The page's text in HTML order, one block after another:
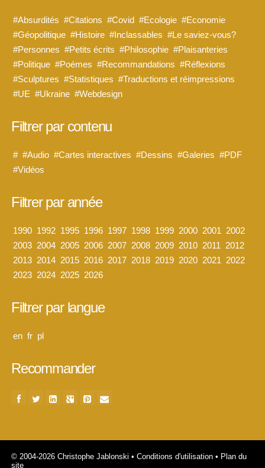
#Absurdités #Citations #Covid #Ecologie #Economie
#Géopolitique #Histoire #Inclassables #Le saviez-vous?
#Personnes #Petits écrits #Philosophie #Plaisanteries
#Politique #Poémes #Recommandations #Réflexions
#Sculptures #Statistiques #Traductions et réimpressions
#UE #Ukraine #Webdesign
Filtrer par contenu
# #Audio #Cartes interactives #Dessins #Galeries #PDF
#Vidéos
Filtrer par année
1990 1992 1995 1996 1997 1998 1999 2000 2001 2002
2003 2004 2005 2006 2007 2008 2009 2010 2011 2012
2013 2014 2015 2016 2017 2018 2019 2020 2021 2022
2023 2024 2025 2026
Filtrer par langue
en fr pl
Recommander
© 2004-2026 Christophe Jablonski • Conditions d'utilisation • Plan du
site